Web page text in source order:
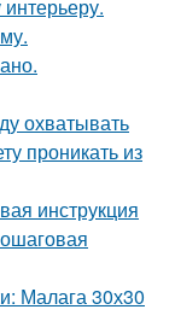
охватывать
проникать из
инструкция
Малага 30х30